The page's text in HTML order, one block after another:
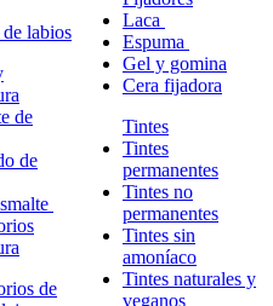
labios
de
de
de
Laca
Espuma
Gel y gomina
Cera fijadora
Tintes
Tintes
permanentes
Tintes no
permanentes
Tintes sin
amoníaco
Tintes naturales y
veganos